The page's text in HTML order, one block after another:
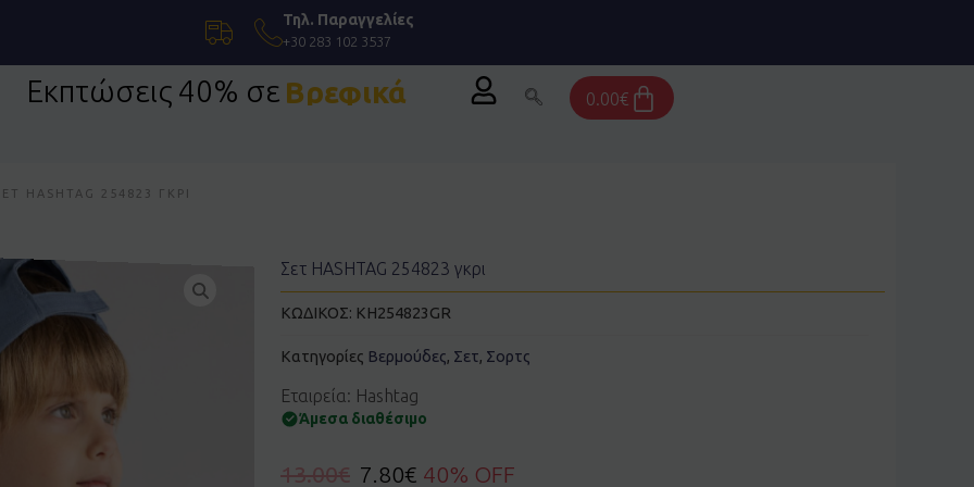
Τηλ. Παραγγελίες
+30 283 102 3537
Εκπτώσεις 40% σε
Βρεφικά
0.00€Cart
HASHTAG 254823 ΓΚΡΙ
Σετ HASHTAG 254823 γκρι
ΚΩΔΙΚΟΣ: KH254823GR
Κατηγορίες Βερμούδες, Σετ, Σορτς
Εταιρεία: Hashtag
Άμεσα διαθέσιμο
13.00€ 7.80€ 40% OFF